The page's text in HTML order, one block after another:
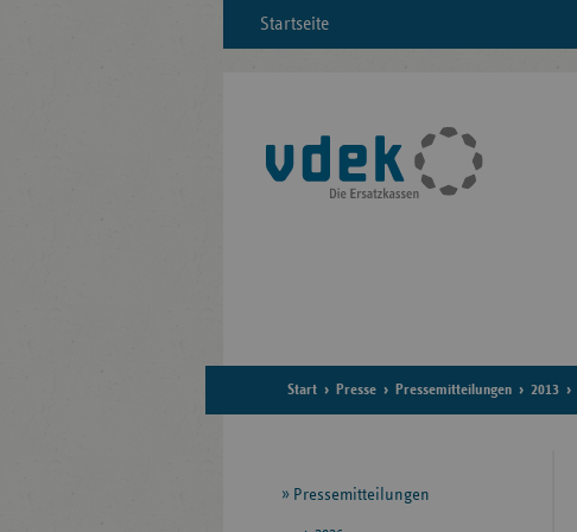
Startseite
Start Presse Pressemitteilungen 2013
Seitennavigation
Pressemitteilungen